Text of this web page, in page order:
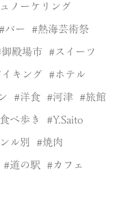
ノーケリング
バー 熱海芸術祭
御殿場市 スイーツ
イキング ホテル
洋食 河津 旅館
食べ歩き Y.Saito
ル別 焼肉
道の駅 カフェ